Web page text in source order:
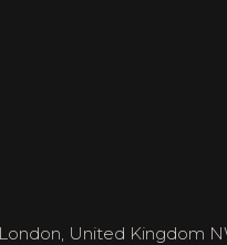
United Kingdom